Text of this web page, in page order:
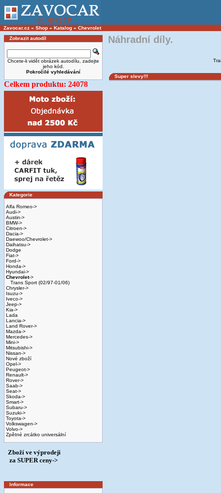
Zavocar.cz » Shop » Katalog » Chevrolet
Zobrazit autodíl
Chcete-li vidět obrázek autodílu, zadejte
jeho kód.
Pokročilé vyhledávání
Celkem produktu: 24078
Kategorie
Alfa Romeo->
Audi->
Austin->
BMW->
Citroen->
Dacia->
Daewoo/Chevrolet->
Daihatsu->
Dodge
Fiat->
Ford->
Honda->
Hyundai->
Chevrolet->
Trans Sport (02/97-01/06)
Chrysler->
Isuzu->
Iveco->
Jeep->
Kia->
Lada
Lancia->
Land Rover->
Mazda->
Mercedes->
Mini->
Mitsubishi->
Nissan->
Nové zboží
Opel->
Peugeot->
Renault->
Rover->
Saab->
Seat->
Skoda->
Smart->
Subaru->
Suzuki->
Toyota->
Volkswagen->
Volvo->
Zpětné zrcátko universální
Zboží ve výprodeji
­ za SUPER ceny->
Informace
Náhradní díly.
Super slevy!!!